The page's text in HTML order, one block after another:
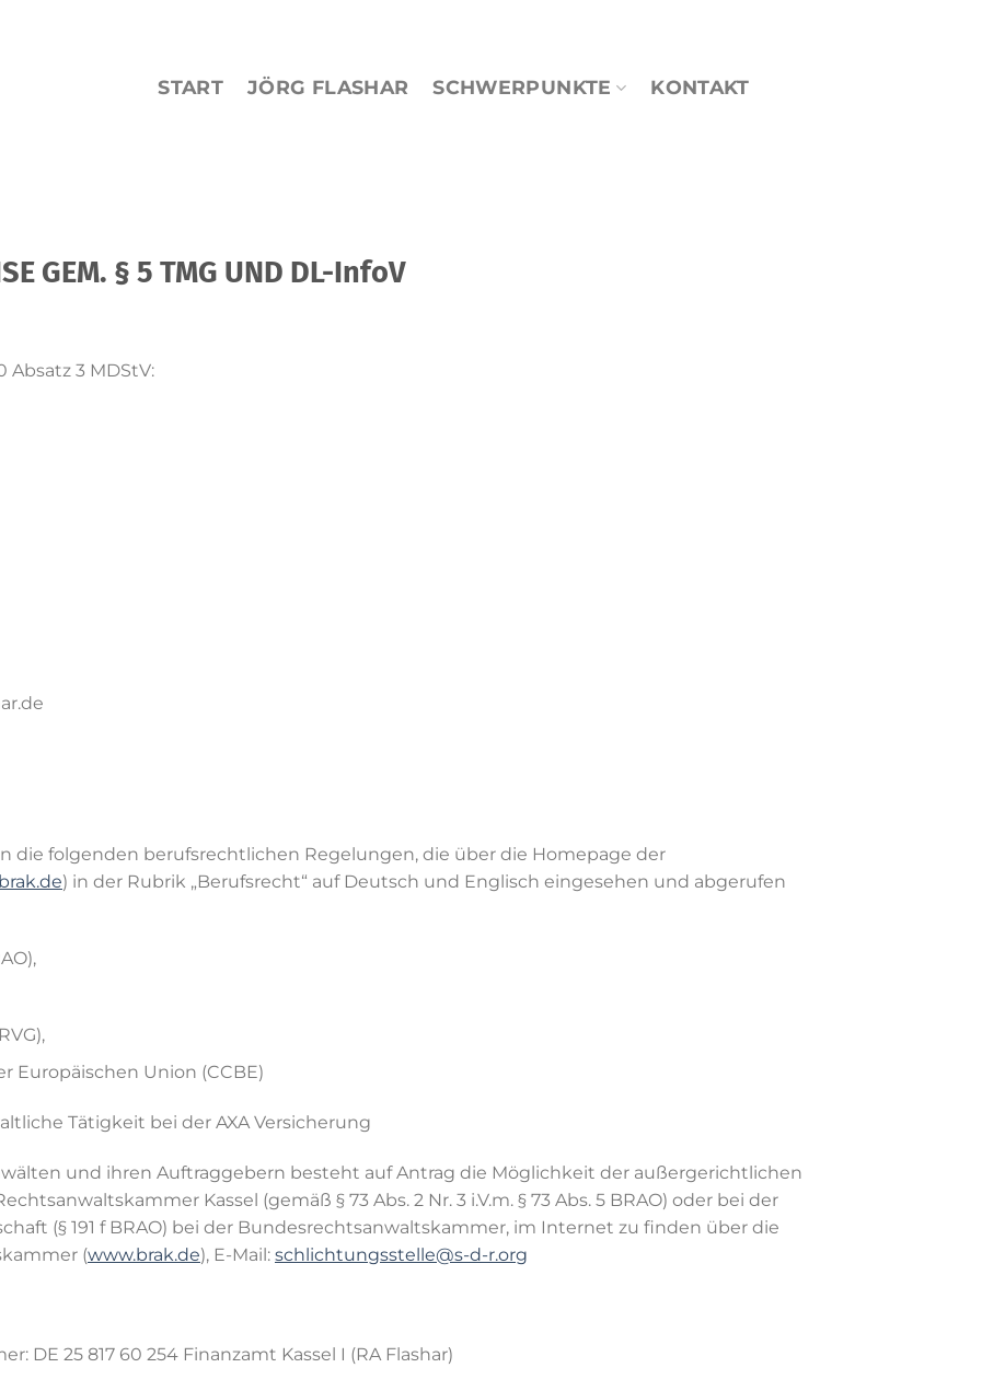
START JÖRG FLASHAR SCHWERPUNKTE KONTAKT
GEM. § 5 TMG UND DL-InfoV
Absatz 3 MDStV:
die folgenden berufsrechtlichen Regelungen, die über die Homepage der
) in der Rubrik „Berufsrecht“ auf Deutsch und Englisch eingesehen und abgerufen
Europäischen Union (CCBE)
Tätigkeit bei der AXA Versicherung
und ihren Auftraggebern besteht auf Antrag die Möglichkeit der außergerichtlichen
Kassel (gemäß § 73 Abs. 2 Nr. 3 i.V.m. § 73 Abs. 5 BRAO) oder bei der
(§ 191 f BRAO) bei der Bundesrechtsanwaltskammer, im Internet zu finden über die
(www.brak.de), E-Mail: schlichtungsstelle@s-d-r.org
DE 25 817 60 254 Finanzamt Kassel I (RA Flashar)